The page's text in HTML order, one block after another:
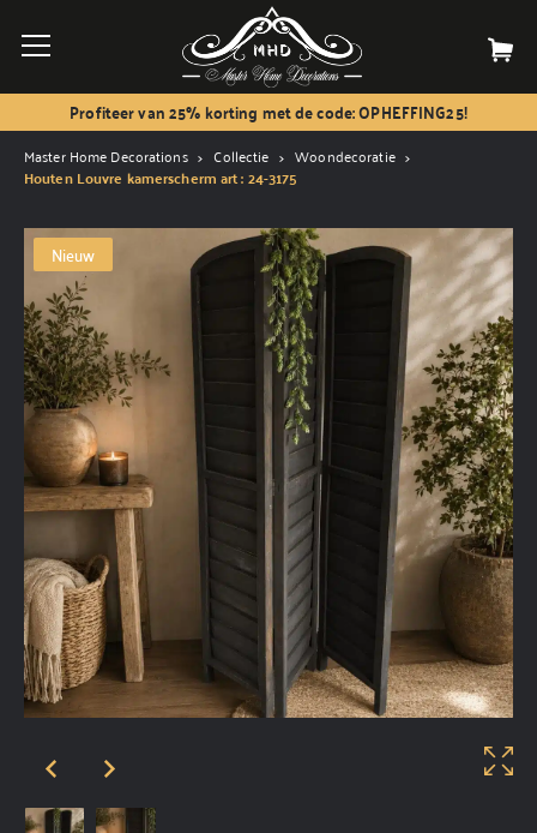
Profiteer van 25% korting met de code: OPHEFFING25!
Master Home Decorations Collectie Woondecoratie
Houten Louvre kamerscherm art : 24-3175
Nieuw